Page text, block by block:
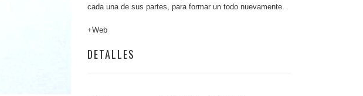
cada una de sus partes, para formar un todo nuevamente.
+Web
DETALLES